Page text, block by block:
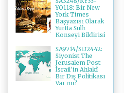
YO118: Bir New
York Times
Başyazısı Olarak
Yurtta Sulh
Konseyi Bildirisi
SA9714/SD2442:
Siyonist The
Jerusalem Post:
İsrail'in Ahlakî
Bir Dış Politikası
Var mı?